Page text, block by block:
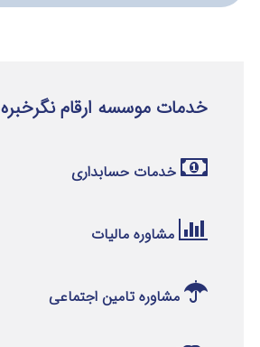
خدمات موسسه ارقام نگرخبره
خدمات حسابداری
مشاوره مالیات
مشاوره تامین اجتماعی